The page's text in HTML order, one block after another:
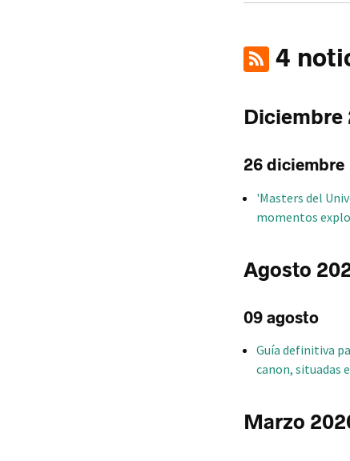
4
Diciembre
26 diciembre
'Masters del
momentos
Agosto
09 agosto
Guía definitiva
canon, situadas
Marzo